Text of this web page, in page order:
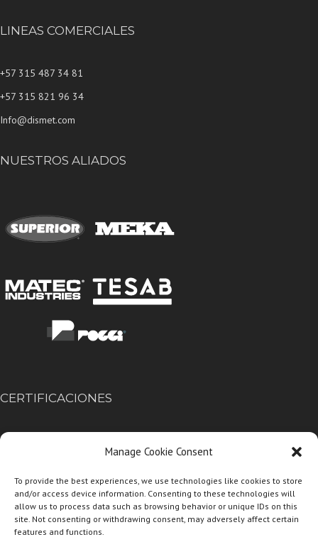
Manage Cookie Consent
To provide the best experiences, we use technologies like cookies to store
and/or access device information. Consenting to these technologies will
allow us to process data such as browsing behavior or unique IDs on this
site. Not consenting or withdrawing consent, may adversely affect certain
features and functions.
LINEAS COMERCIALES
+57 315 487 34 81
+57 315 821 96 34
Info@dismet.com
NUESTROS ALIADOS
CERTIFICACIONES